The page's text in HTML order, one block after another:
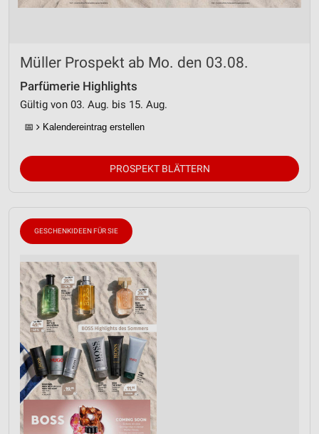
Müller Prospekt ab Mo. den 03.08.
Parfümerie Highlights
Gültig von 03. Aug. bis 15. Aug.
📅 Kalendereintrag erstellen
PROSPEKT BLÄTTERN
GESCHENKIDEEN FÜR SIE